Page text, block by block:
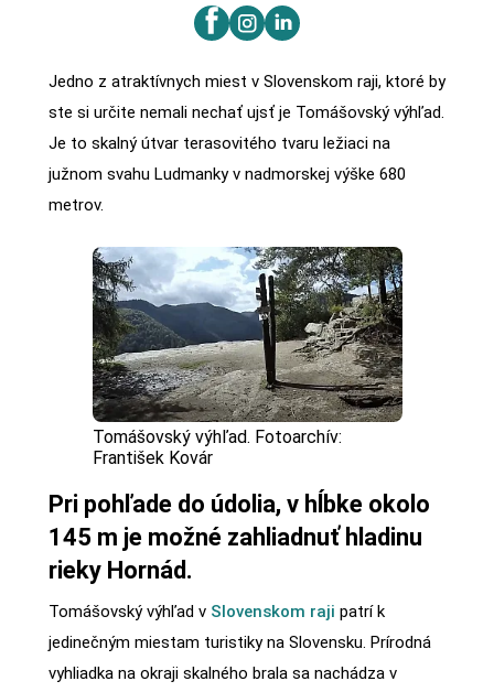
Jedno z atraktívnych miest v Slovenskom raji, ktoré by
ste si určite nemali nechať ujsť je Tomášovský výhľad.
Je to skalný útvar terasovitého tvaru ležiaci na
južnom svahu Ludmanky v nadmorskej výške 680
metrov.
Tomášovský výhľad. Fotoarchív:
František Kovár
Pri pohľade do údolia, v hĺbke okolo
145 m je možné zahliadnuť hladinu
rieky Hornád.
Tomášovský výhľad v Slovenskom raji patrí k
jedinečným miestam turistiky na Slovensku. Prírodná
vyhliadka na okraji skalného brala sa nachádza v